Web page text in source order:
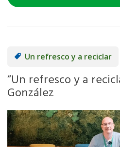
Un refresco y a reciclar
“Un refresco y a
González